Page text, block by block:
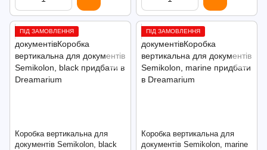
ПІД ЗАМОВЛЕННЯ
Коробка вертикальна для
документів Semikolon, black
ПІД ЗАМОВЛЕННЯ
Коробка вертикальна для
документів Semikolon, marine